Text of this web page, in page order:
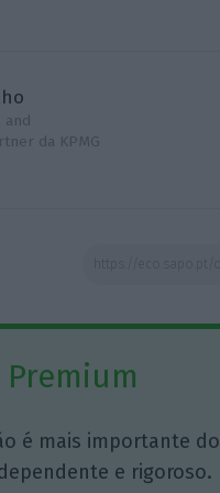
and
da KPMG
Premium
é mais importante do
e rigoroso.